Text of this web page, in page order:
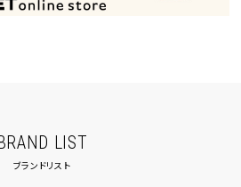
LIST
ブランドリスト